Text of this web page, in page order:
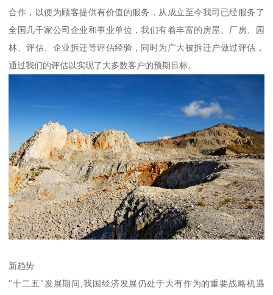
合作，以便为顾客提供有价值的服务，从成立至今我司已经服务了
全国几千家公司企业和事业单位，我们有着丰富的房屋、厂房、园
林、评估、企业拆迁等评估经验，同时为广大被拆迁户做过评估，
通过我们的评估以实现了大多数客户的预期目标。
新趋势
"十二五"发展期间,我国经济发展仍处于大有作为的重要战略机遇